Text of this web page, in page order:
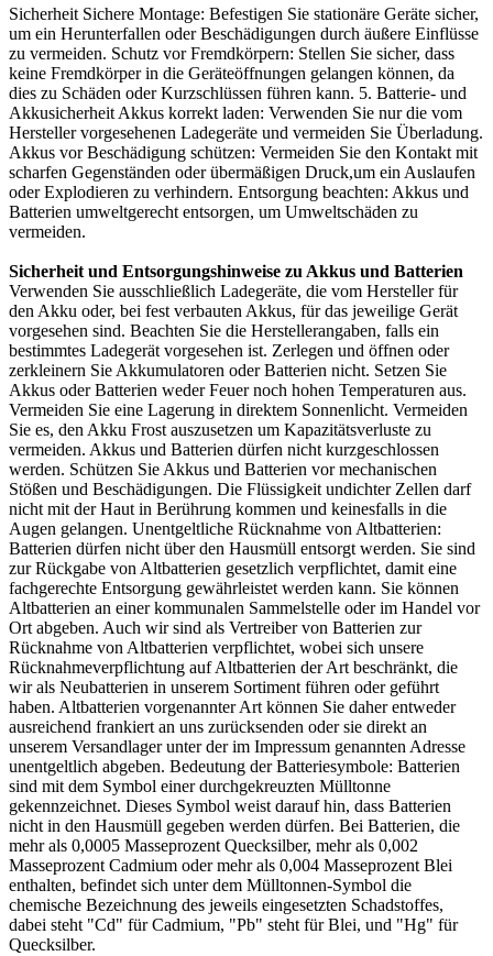
Sicherheit Sichere Montage: Befestigen Sie stationäre Geräte sicher,
um ein Herunterfallen oder Beschädigungen durch äußere Einflüsse
zu vermeiden. Schutz vor Fremdkörpern: Stellen Sie sicher, dass
keine Fremdkörper in die Geräteöffnungen gelangen können, da
dies zu Schäden oder Kurzschlüssen führen kann. 5. Batterie- und
Akkusicherheit Akkus korrekt laden: Verwenden Sie nur die vom
Hersteller vorgesehenen Ladegeräte und vermeiden Sie Überladung.
Akkus vor Beschädigung schützen: Vermeiden Sie den Kontakt mit
scharfen Gegenständen oder übermäßigen Druck,um ein Auslaufen
oder Explodieren zu verhindern. Entsorgung beachten: Akkus und
Batterien umweltgerecht entsorgen, um Umweltschäden zu
vermeiden.
Sicherheit und Entsorgungshinweise zu Akkus und Batterien
Verwenden Sie ausschließlich Ladegeräte, die vom Hersteller für
den Akku oder, bei fest verbauten Akkus, für das jeweilige Gerät
vorgesehen sind. Beachten Sie die Herstellerangaben, falls ein
bestimmtes Ladegerät vorgesehen ist. Zerlegen und öffnen oder
zerkleinern Sie Akkumulatoren oder Batterien nicht. Setzen Sie
Akkus oder Batterien weder Feuer noch hohen Temperaturen aus.
Vermeiden Sie eine Lagerung in direktem Sonnenlicht. Vermeiden
Sie es, den Akku Frost auszusetzen um Kapazitätsverluste zu
vermeiden. Akkus und Batterien dürfen nicht kurzgeschlossen
werden. Schützen Sie Akkus und Batterien vor mechanischen
Stößen und Beschädigungen. Die Flüssigkeit undichter Zellen darf
nicht mit der Haut in Berührung kommen und keinesfalls in die
Augen gelangen. Unentgeltliche Rücknahme von Altbatterien:
Batterien dürfen nicht über den Hausmüll entsorgt werden. Sie sind
zur Rückgabe von Altbatterien gesetzlich verpflichtet, damit eine
fachgerechte Entsorgung gewährleistet werden kann. Sie können
Altbatterien an einer kommunalen Sammelstelle oder im Handel vor
Ort abgeben. Auch wir sind als Vertreiber von Batterien zur
Rücknahme von Altbatterien verpflichtet, wobei sich unsere
Rücknahmeverpflichtung auf Altbatterien der Art beschränkt, die
wir als Neubatterien in unserem Sortiment führen oder geführt
haben. Altbatterien vorgenannter Art können Sie daher entweder
ausreichend frankiert an uns zurücksenden oder sie direkt an
unserem Versandlager unter der im Impressum genannten Adresse
unentgeltlich abgeben. Bedeutung der Batteriesymbole: Batterien
sind mit dem Symbol einer durchgekreuzten Mülltonne
gekennzeichnet. Dieses Symbol weist darauf hin, dass Batterien
nicht in den Hausmüll gegeben werden dürfen. Bei Batterien, die
mehr als 0,0005 Masseprozent Quecksilber, mehr als 0,002
Masseprozent Cadmium oder mehr als 0,004 Masseprozent Blei
enthalten, befindet sich unter dem Mülltonnen-Symbol die
chemische Bezeichnung des jeweils eingesetzten Schadstoffes,
dabei steht "Cd" für Cadmium, "Pb" steht für Blei, und "Hg" für
Quecksilber.